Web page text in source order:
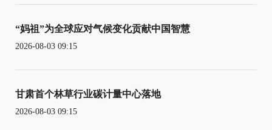
“妈祖”为全球应对气候变化贡献中国智慧
2026-08-03 09:15
甘肃首个林草行业碳计量中心落地
2026-08-03 09:15